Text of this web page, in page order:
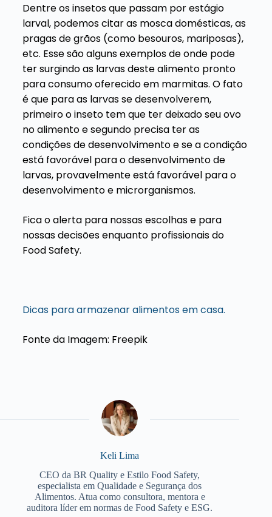
Dentre os insetos que passam por estágio
larval, podemos citar as mosca domésticas, as
pragas de grãos (como besouros, mariposas),
etc. Esse são alguns exemplos de onde pode
ter surgindo as larvas deste alimento pronto
para consumo oferecido em marmitas. O fato
é que para as larvas se desenvolverem,
primeiro o inseto tem que ter deixado seu ovo
no alimento e segundo precisa ter as
condições de desenvolvimento e se a condição
está favorável para o desenvolvimento de
larvas, provavelmente está favorável para o
desenvolvimento e microrganismos.
Fica o alerta para nossas escolhas e para
nossas decisões enquanto profissionais do
Food Safety.
Dicas para armazenar alimentos em casa.
Fonte da Imagem: Freepik
Keli Lima
CEO da BR Quality e Estilo Food Safety,
especialista em Qualidade e Segurança dos
Alimentos. Atua como consultora, mentora e
auditora líder em normas de Food Safety e ESG.